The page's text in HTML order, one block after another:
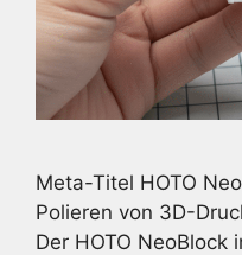
Meta-Titel HOTO
Polieren von 3D-
Der HOTO NeoBlock